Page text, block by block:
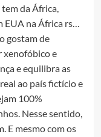
da África,
EUA na África rs…
gostam de
xenofóbico e
e equilibra as
ao país fictício e
100%
Nesse sentido,
E mesmo com os